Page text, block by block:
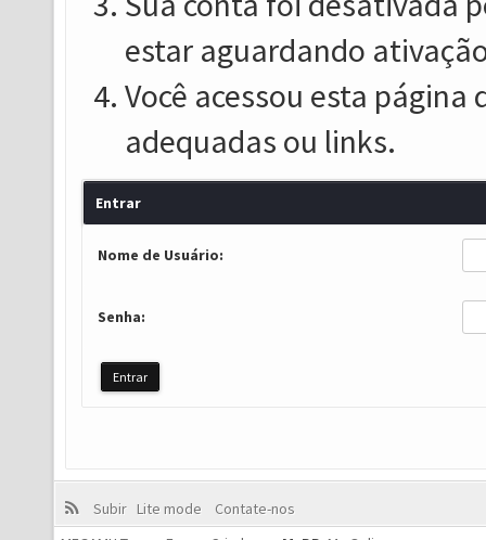
estar aguardando
Você acessou esta
adequadas ou links.
Entrar
Nome de Usuário:
Senha:
Subir Lite mode
Contate-nos